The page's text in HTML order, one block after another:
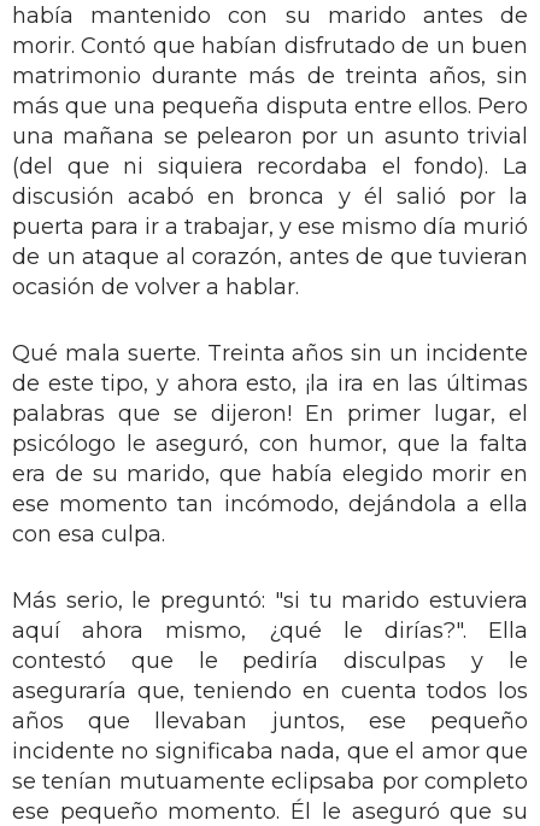
había mantenido con su marido antes de
morir. Contó que habían disfrutado de un buen
matrimonio durante más de treinta años, sin
más que una pequeña disputa entre ellos. Pero
una mañana se pelearon por un asunto trivial
(del que ni siquiera recordaba el fondo). La
discusión acabó en bronca y él salió por la
puerta para ir a trabajar, y ese mismo día murió
de un ataque al corazón, antes de que tuvieran
ocasión de volver a hablar.
Qué mala suerte. Treinta años sin un incidente
de este tipo, y ahora esto, ¡la ira en las últimas
palabras que se dijeron! En primer lugar, el
psicólogo le aseguró, con humor, que la falta
era de su marido, que había elegido morir en
ese momento tan incómodo, dejándola a ella
con esa culpa.
Más serio, le preguntó: "si tu marido estuviera
aquí ahora mismo, ¿qué le dirías?". Ella
contestó que le pediría disculpas y le
aseguraría que, teniendo en cuenta todos los
años que llevaban juntos, ese pequeño
incidente no significaba nada, que el amor que
se tenían mutuamente eclipsaba por completo
ese pequeño momento. Él le aseguró que su